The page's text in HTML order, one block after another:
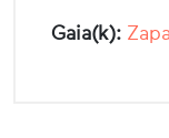
Gaia(k):